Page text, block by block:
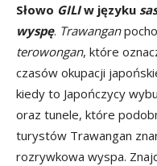
Słowo GILIw języku
wyspę. Trawangan
terowongan, które
czasów okupacji
kiedy to Japończycy
oraz tunele, które
turystów Trawangan
rozrywkowa wyspa.